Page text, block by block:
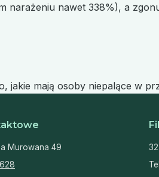
narażeniu nawet 338%), a
mają osoby niepalące w
Murowana 49